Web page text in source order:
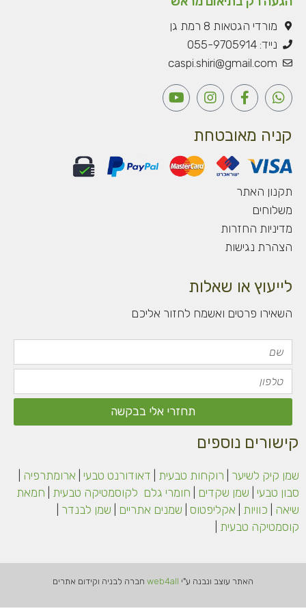
מורדי הגטאות 8 רמת גן
נייד: 055-9705914
caspi.shiri@gmail.com
W
h
t
s
a
p
p
F
a
e
b
o
o
k
-
I
n
t
a
g
Y
o
b
e
קניה מאובטחת
תקנון האתר
משלוחים
מדיניות החזרות
הצהרת נגישות
לייעוץ או שאלות
השאירו פרטים ואשמח לחזור אליכם
טלפון
תחזרי אלי בבקשה
קישורים נוספים
שמן קיק לשיער רוקחות טבעית דאודורנט טבעי ארומתרפיה
סבון טבעי
שמן שקדים חומרי גלם לקוסמטיקה טבעית
חמאת
שיאה
כוויות אקליפטוס שמנים אתריים שמן לבנדר
קוסמטיקה טבעית
האתר עוצב ונבנה ע"י web4allחברה לבניה וקידום אתרים